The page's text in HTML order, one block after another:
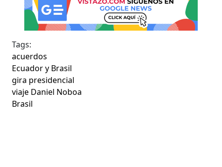
Tags:
acuerdos
Ecuador y Brasil
gira presidencial
viaje Daniel Noboa
Brasil